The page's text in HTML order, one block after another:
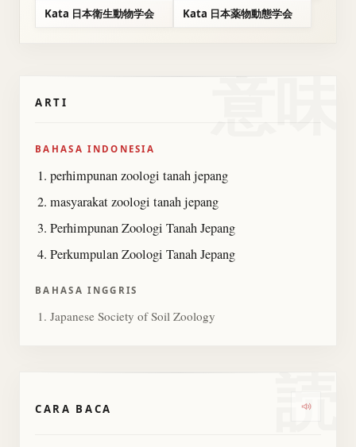
Kata 日本衛生動物学会
Kata 日本薬物動態学会
意味
ARTI
BAHASA INDONESIA
perhimpunan zoologi tanah jepang
masyarakat zoologi tanah jepang
Perhimpunan Zoologi Tanah Jepang
Perkumpulan Zoologi Tanah Jepang
BAHASA INGGRIS
Japanese Society of Soil Zoology
読
CARA BACA